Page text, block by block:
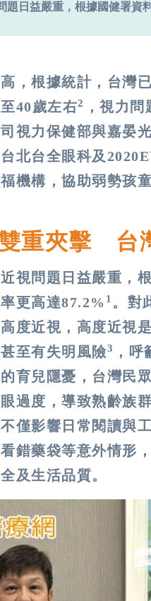
題日益嚴重，根據國健署資
，根據統計，台灣
40歲左右2
，視力
視力保健部與嘉晏
北台全眼科及
機構，協助弱勢孩
重夾擊 台
視問題日益嚴重，
更高達87.2% 1 。對
度近視，高度近視
至有失明風險3
，
育兒隱憂，台灣民
過度，導致熟齡族
僅影響日常閱讀與
錯藥袋等意外情形
及生活品質。